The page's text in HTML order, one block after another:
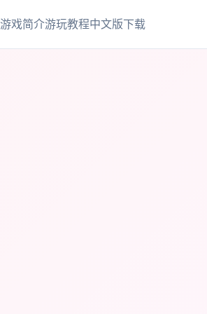
游戏简介游玩教程中文版下载